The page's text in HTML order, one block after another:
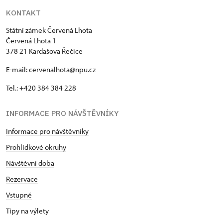
KONTAKT
Státní zámek Červená Lhota
Červená Lhota 1
378 21 Kardašova Řečice
E-mail: cervenalhota@npu.cz
Tel.: +420 384 384 228
INFORMACE PRO NÁVŠTĚVNÍKY
Informace pro návštěvníky
Prohlídkové okruhy
Návštěvní doba
Rezervace
Vstupné
Tipy na výlety